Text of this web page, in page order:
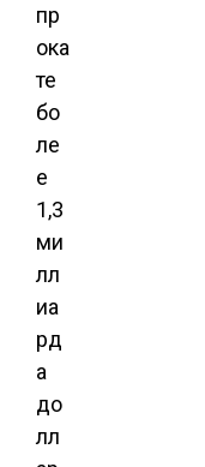
пр
ока
те
бо
ле
е
1,3
ми
лл
иа
рд
а
до
лл